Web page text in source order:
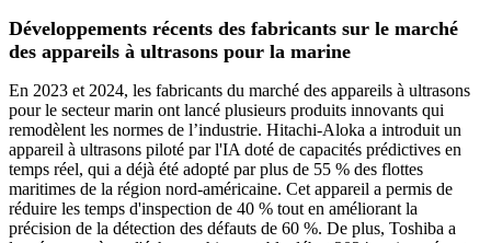
Développements récents des fabricants sur le marché
des appareils à ultrasons pour la marine
En 2023 et 2024, les fabricants du marché des appareils à ultrasons
pour le secteur marin ont lancé plusieurs produits innovants qui
remodèlent les normes de l’industrie. Hitachi-Aloka a introduit un
appareil à ultrasons piloté par l'IA doté de capacités prédictives en
temps réel, qui a déjà été adopté par plus de 55 % des flottes
maritimes de la région nord-américaine. Cet appareil a permis de
réduire les temps d'inspection de 40 % tout en améliorant la
précision de la détection des défauts de 60 %. De plus, Toshiba a